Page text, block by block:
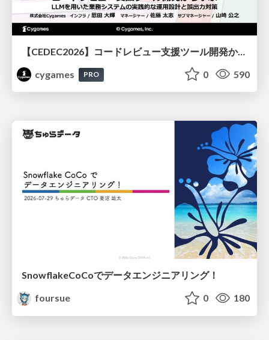
【CEDEC2026】コードレビュー支援ツール開発から学ぶ：LLMを用いた業務システムの実践的な運用設計と誤出力対策
cygames
PRO 0 590
SnowflakeCoCoでデータエンジニアリング！
foursue
0 180